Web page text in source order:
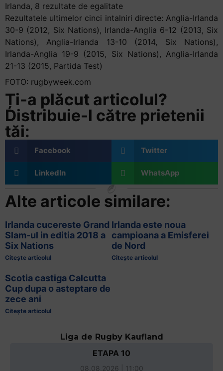
Irlanda, 8 rezultate de egalitate
Rezultatele ultimelor cinci intalniri directe: Anglia-Irlanda
30-9 (2012, Six Nations), Irlanda-Anglia 6-12 (2013, Six
Nations), Anglia-Irlanda 13-10 (2014, Six Nations),
Irlanda-Anglia 19-9 (2015, Six Nations), Anglia-Irlanda
21-13 (2015, Partida Test)
FOTO: rugbyweek.com
Ți-a plăcut articolul?
Distribuie-l către prietenii
tăi:
Facebook Twitter
LinkedIn WhatsApp
Alte articole similare:
Irlanda cucereste Grand
Slam-ul in editia 2018 a
Six Nations
Citește articolul
Irlanda este noua
campioana a Emisferei
de Nord
Citește articolul
Scotia castiga Calcutta
Cup dupa o asteptare de
zece ani
Citește articolul
Liga de Rugby Kaufland
ETAPA 10
08.08.2026 | 11:00